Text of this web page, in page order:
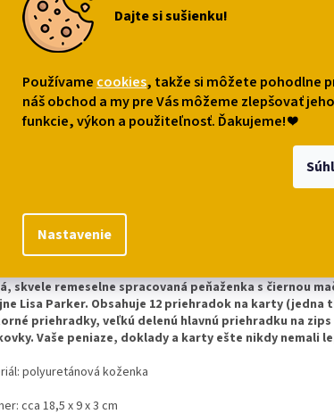
Dajte si sušienku!
Používame cookies, takže si môžete pohodlne
náš obchod a my pre Vás môžeme zlepšovať jeho
funkcie, výkon a použiteľnosť. Ďakujeme!❤
Nastavenie
peňaženka
a absint
Do košíka
knihami
€33,99
Do košíka
popis
skvele remeselne spracovaná peňaženka s čiernou
Lisa Parker. Obsahuje 12 priehradok na karty (jedna
priehradky, veľkú delenú hlavnú priehradku na
Vaše peniaze, doklady a karty ešte nikdy nemali
polyuretánová koženka
cca 18,5 x 9 x 3 cm